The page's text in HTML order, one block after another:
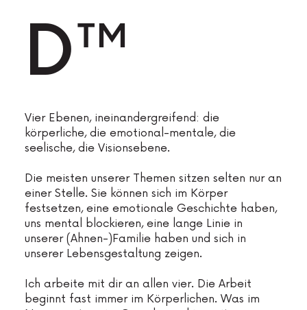
D™
Vier Ebenen, ineinandergreifend: die
körperliche, die emotional-mentale, die
seelische, die Visionsebene.
Die meisten unserer Themen sitzen selten nur an
einer Stelle. Sie können sich im Körper
festsetzen, eine emotionale Geschichte haben,
uns mental blockieren, eine lange Linie in
unserer (Ahnen-)Familie haben und sich in
unserer Lebensgestaltung zeigen.
Ich arbeite mit dir an allen vier. Die Arbeit
beginnt fast immer im Körperlichen. Was im